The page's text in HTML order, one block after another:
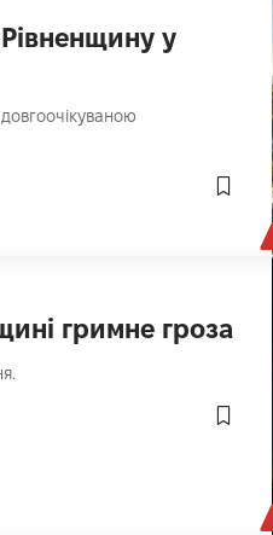
у
гримне гроза